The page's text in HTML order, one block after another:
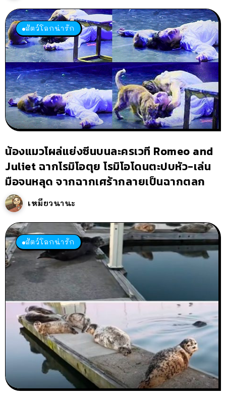
สัตว์โลกน่ารัก
น้องแมวโผล่แย่งซีนบนละครเวที Romeo and
Juliet ฉากโรมิโอตุย โรมิโอโดนตะปบหัว-เล่น
มือจนหลุด จากฉากเศร้ากลายเป็นฉากตลก
เหมียวนานะ
สัตว์โลกน่ารัก